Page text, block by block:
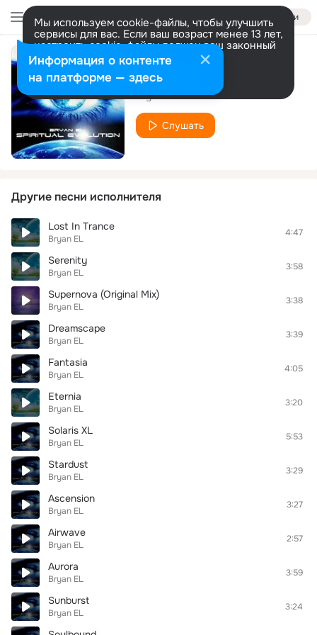
Войти
Мы используем cookie-файлы, чтобы улучшить
сервисы для вас. Если ваш возраст менее 13 лет,
настроить cookie-файлы должен ваш законный
представитель. Больше информации
Разрешить все Настроить
Arcana
Bryan EL
Слушать
Другие песни исполнителя
Lost In Trance
Bryan EL
4:47
Serenity
Bryan EL
3:58
Supernova (Original Mix)
Bryan EL
3:38
Dreamscape
Bryan EL
3:39
Fantasia
Bryan EL
4:05
Eternia
Bryan EL
3:20
Solaris XL
Bryan EL
5:53
Stardust
Bryan EL
3:29
Ascension
Bryan EL
3:27
Airwave
Bryan EL
2:57
Aurora
Bryan EL
3:59
Sunburst
Bryan EL
3:24
Информация о контенте
на платформе — здесь